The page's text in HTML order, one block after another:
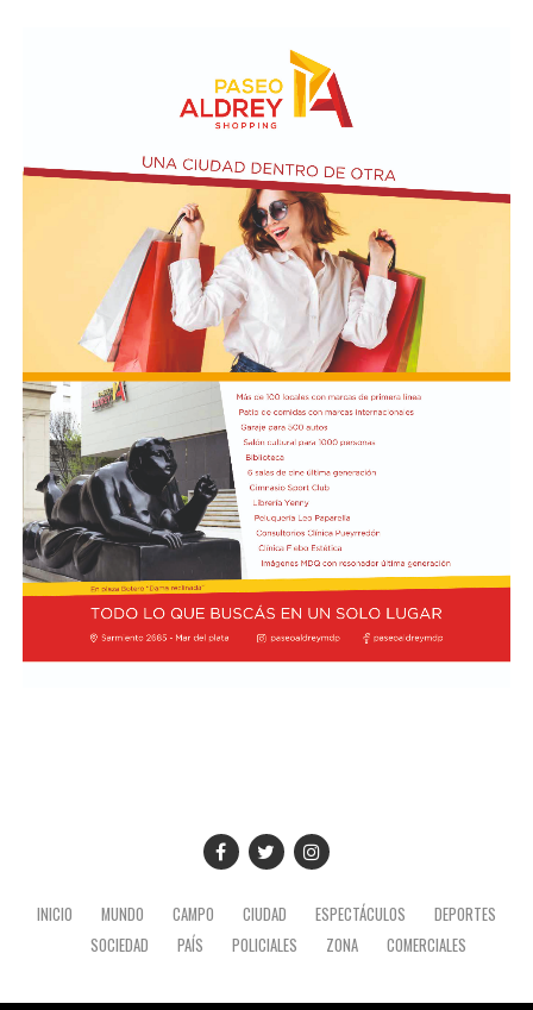
Por otro lado, la iniciativa introduce un agregado sobre
el artículo 4 de Ley N° 21.499 relacionada a las
En la conferencia de prensa acompañaron a Bullrich los
presidentes de las comisiones de Asuntos
Constitucionales, Agustín Coto (LLA-Tierra del Fuego),
y de Legislación General, Nadia Márquez (LLA-Neuquén).
FOTO: Bullrich, durante la conferencia de prensa en el
Senado. Rodrigo Néspolo/LA NACIÓN
INICIO MUNDO CAMPO CIUDAD ESPECTÁCULOS
DEPORTES
SOCIEDAD
PAÍS POLICIALES ZONA COMERCIALES